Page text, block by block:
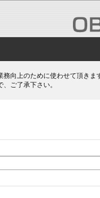
向上のために使わせて頂きま
ご了承下さい。